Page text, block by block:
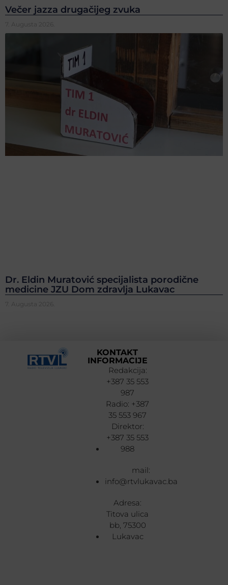
Večer jazza drugačijeg zvuka
7. Augusta 2026.
Dr. Eldin Muratović specijalista porodične
medicine JZU Dom zdravlja Lukavac
7. Augusta 2026.
KONTAKT
INFORMACIJE
Redakcija:
+387 35 553
987
Radio: +387
35 553 967
Direktor:
+387 35 553
988
mail:
info@rtvlukavac.ba
Adresa:
Titova ulica
bb, 75300
Lukavac